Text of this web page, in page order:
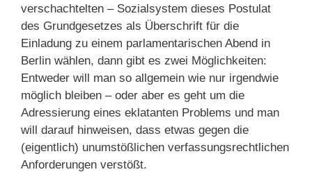
verschachtelten – Sozialsystem dieses Postulat
des Grundgesetzes als Überschrift für die
Einladung zu einem parlamentarischen Abend in
Berlin wählen, dann gibt es zwei Möglichkeiten:
Entweder will man so allgemein wie nur irgendwie
möglich bleiben – oder aber es geht um die
Adressierung eines eklatanten Problems und man
will darauf hinweisen, dass etwas gegen die
(eigentlich) unumstößlichen verfassungsrechtlichen
Anforderungen verstößt.